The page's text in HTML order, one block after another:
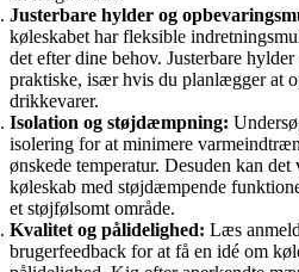
Justerbare hylder og
køleskabet har fleksible
det efter dine behov. Justerbare
praktiske, især hvis du planlægger at
drikkevarer.
Isolation og støjdæmpning:
isolering for at minimere
ønskede temperatur. Desuden kan
køleskab med støjdæmpende
et støjfølsomt område.
Kvalitet og pålidelighed: Læs
brugerfeedback for at få en idé om